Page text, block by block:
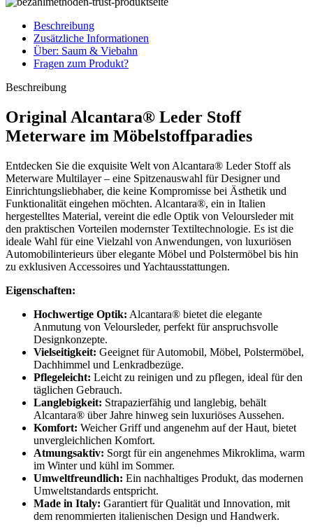
Beschreibung
Zusätzliche Informationen
Über: Saum & Viebahn
Fragen zum Produkt?
Beschreibung
Original Alcantara® Leder Stoff
Meterware im Möbelstoffparadies
Entdecken Sie die exquisite Welt von Alcantara® Leder Stoff als
Meterware Multilayer – eine Spitzenauswahl für Designer und
Einrichtungsliebhaber, die keine Kompromisse bei Ästhetik und
Funktionalität eingehen möchten. Alcantara®, ein in Italien
hergestelltes Material, vereint die edle Optik von Veloursleder mit
den praktischen Vorteilen modernster Textiltechnologie. Es ist die
ideale Wahl für eine Vielzahl von Anwendungen, von luxuriösen
Automobilinterieurs über elegante Möbel und Polstermöbel bis hin
zu exklusiven Accessoires und Yachtausstattungen.
Eigenschaften:
Hochwertige Optik: Alcantara® bietet die elegante
Anmutung von Veloursleder, perfekt für anspruchsvolle
Designkonzepte.
Vielseitigkeit: Geeignet für Automobil, Möbel, Polstermöbel,
Dachhimmel und Lenkradbezüge.
Pflegeleicht: Leicht zu reinigen und zu pflegen, ideal für den
täglichen Gebrauch.
Langlebigkeit: Strapazierfähig und langlebig, behält
Alcantara® über Jahre hinweg sein luxuriöses Aussehen.
Komfort: Weicher Griff und angenehm auf der Haut, bietet
unvergleichlichen Komfort.
Atmungsaktiv: Sorgt für ein angenehmes Mikroklima, warm
im Winter und kühl im Sommer.
Umweltfreundlich: Ein nachhaltiges Produkt, das modernen
Umweltstandards entspricht.
Made in Italy: Garantiert für Qualität und Innovation, mit
dem renommierten italienischen Design und Handwerk.